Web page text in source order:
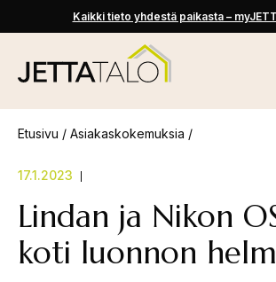
Kaikki tieto yhdestä paikasta –
content
Etusivu / Asiakaskokemuksia /
17.1.2023
Lindan ja Nikon
koti luonnon